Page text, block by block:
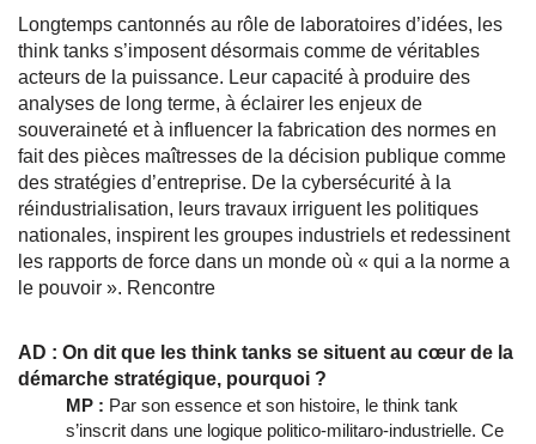
Longtemps cantonnés au rôle de laboratoires d’idées, les
think tanks s’imposent désormais comme de véritables
acteurs de la puissance. Leur capacité à produire des
analyses de long terme, à éclairer les enjeux de
souveraineté et à influencer la fabrication des normes en
fait des pièces maîtresses de la décision publique comme
des stratégies d’entreprise. De la cybersécurité à la
réindustrialisation, leurs travaux irriguent les politiques
nationales, inspirent les groupes industriels et redessinent
les rapports de force dans un monde où « qui a la norme a
le pouvoir ». Rencontre
AD : On dit que les think tanks se situent au cœur de la
démarche stratégique, pourquoi ?
MP : Par son essence et son histoire, le think tank
s’inscrit dans une logique politico-militaro-industrielle. Ce